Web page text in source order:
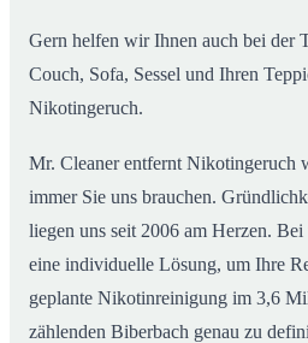
Gern helfen wir Ihnen auch bei der
Couch, Sofa, Sessel und Ihren
Nikotingeruch.
Mr. Cleaner entfernt Nikotingeruch
immer Sie uns brauchen.
liegen uns seit 2006 am Herzen. Bei
eine individuelle Lösung, um Ihre
geplante Nikotinreinigung im 3,6
zählenden Biberbach genau zu